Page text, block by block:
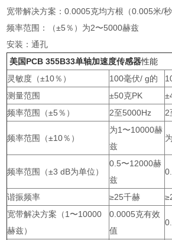
宽带解决方案：0.0005克均方根（0.005米/秒
频率范围：（±5％）为2〜5000赫兹
安装：通孔
美国PCB 355B33单轴加速度传感器性能
灵敏度（±10％）
100毫伏/ g的
测量范围
±50克PK
频率范围（±5％）
2至5000Hz 2
频率范围（±10％）
为1〜10000赫
兹
频率范围（±3 dB为单位）
0.5〜12000赫
兹
谐振频率 ≥25千赫
宽带解决方案（1〜10000
赫兹）
0.0005克有效
值